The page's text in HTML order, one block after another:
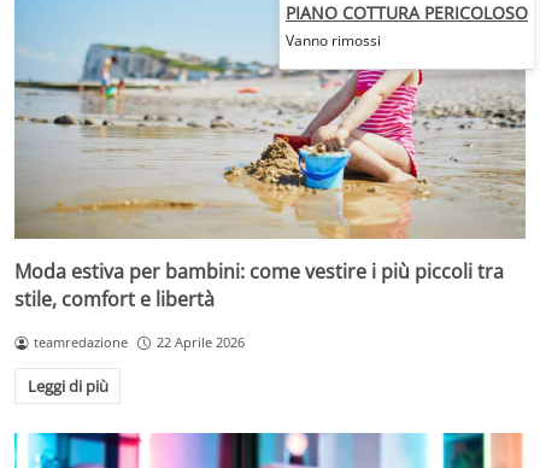
Moda estiva per bambini: come vestire i più piccoli tra
stile, comfort e libertà
teamredazione 22 Aprile 2026
Leggi di più
PIANO COTTURA PERICOLOSO
Vanno rimossi